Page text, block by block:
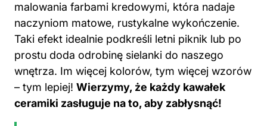
malowania farbami kredowymi, która nadaje
naczyniom matowe, rustykalne wykończenie.
Taki efekt idealnie podkreśli letni piknik lub po
prostu doda odrobinę sielanki do naszego
wnętrza. Im więcej kolorów, tym więcej wzorów
– tym lepiej! Wierzymy, że każdy kawałek
ceramiki zasługuje na to, aby zabłysnąć!